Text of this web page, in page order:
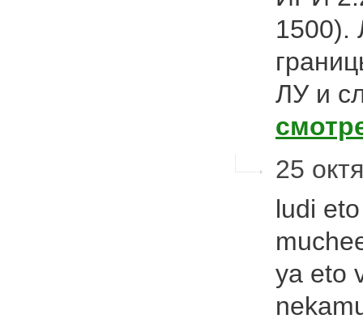
1500).
ЛУ и
25
ludi
ya eto